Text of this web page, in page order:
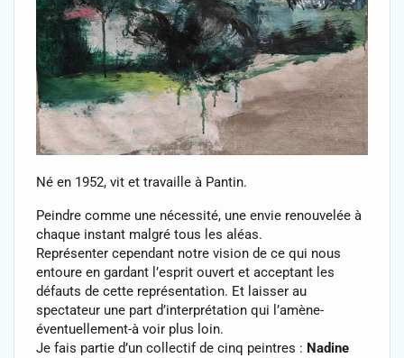
Né en 1952, vit et travaille à Pantin.
Peindre comme une nécessité, une envie renouvelée à
chaque instant malgré tous les aléas.
Représenter cependant notre vision de ce qui nous
entoure en gardant l’esprit ouvert et acceptant les
défauts de cette représentation. Et laisser au
spectateur une part d’interprétation qui l’amène-
éventuellement-à voir plus loin.
Je fais partie d’un collectif de cinq peintres : Nadine